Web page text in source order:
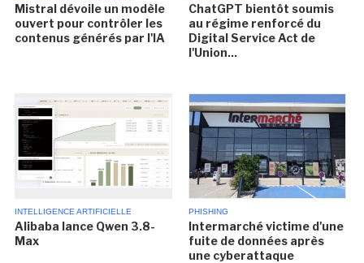
Mistral dévoile un modèle
ouvert pour contrôler les
contenus générés par l'IA
ChatGPT bientôt soumis
au régime renforcé du
Digital Service Act de
l'Union...
INTELLIGENCE ARTIFICIELLE
Alibaba lance Qwen 3.8-
Max
PHISHING
Intermarché victime d'une
fuite de données après
une cyberattaque